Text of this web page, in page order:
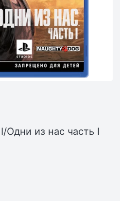
Одни из нас часть I